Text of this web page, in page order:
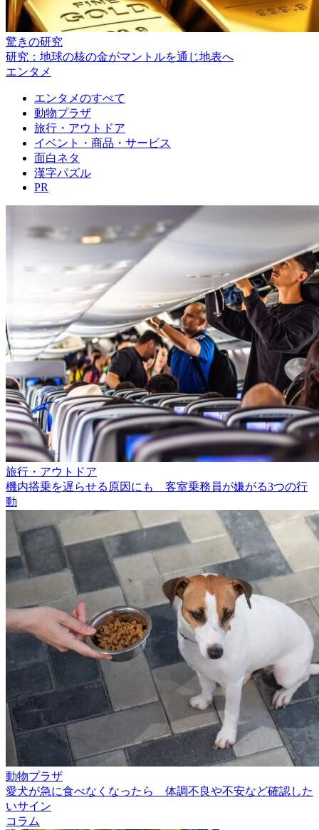
驚きの研究
研究：地球の核の金がマントルを通じ地表へ
エンタメ
エンタメのすべて
動物プラザ
旅行・アウトドア
イベント・商品・サービス
面白ネタ
漢字パズル
PR
旅行・アウトドア
機内搭乗を遅らせる原因にも 客室乗務員が嫌がる3つの行
動
動物プラザ
愛犬が急に食べなくなったら 体調不良や不安など確認した
いサイン
コラム